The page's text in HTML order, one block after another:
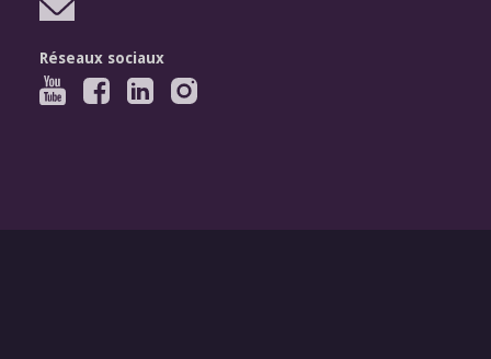
Réseaux sociaux